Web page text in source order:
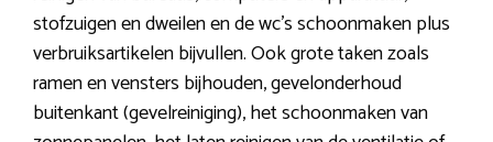
stofzuigen en dweilen en de wc’s schoonmaken plus
verbruiksartikelen bijvullen. Ook grote taken zoals
ramen en vensters bijhouden, gevelonderhoud
buitenkant (gevelreiniging), het schoonmaken van